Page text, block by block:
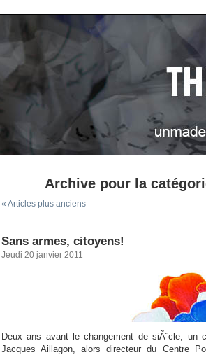
Archive pour la
« Articles plus anciens
Sans armes, citoyens!
Jeudi 20 janvier 2011
Deux ans avant le changement de siÃ¨cle, un
Jacques Aillagon, alors directeur du Centre